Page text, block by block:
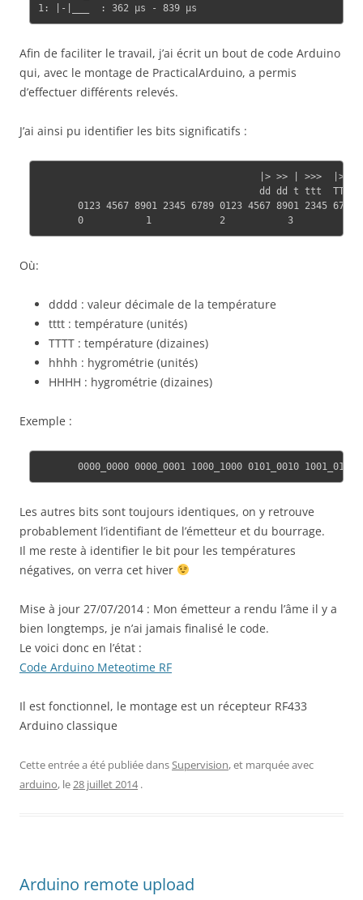
Afin de faciliter le travail, j’ai écrit un bout de code Arduino
qui, avec le montage de PracticalArduino, a permis
d’effectuer différents relevés.
J’ai ainsi pu identifier les bits significatifs :
|> >> | >>>  |>>>
dd dd t ttt  TTTT
0123 4567 8901 2345 6789 0123 4567 8901 2345 6789
Où:
dddd : valeur décimale de la température
tttt : température (unités)
TTTT : température (dizaines)
hhhh : hygrométrie (unités)
HHHH : hygrométrie (dizaines)
Exemple :
Les autres bits sont toujours identiques, on y retrouve
probablement l’identifiant de l’émetteur et du bourrage.
Il me reste à identifier le bit pour les températures
négatives, on verra cet hiver
Mise à jour 27/07/2014 : Mon émetteur a rendu l’âme il y a
bien longtemps, je n’ai jamais finalisé le code.
Le voici donc en l’état :
Code Arduino Meteotime RF
Il est fonctionnel, le montage est un récepteur RF433
Arduino classique
Cette entrée a été publiée dansSupervision, et marquée avec
arduino, le28 juillet 2014 .
Arduino remote upload